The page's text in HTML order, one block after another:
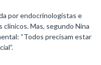
por endocrinologistas e
Mas, segundo Nina
“Todos precisam estar